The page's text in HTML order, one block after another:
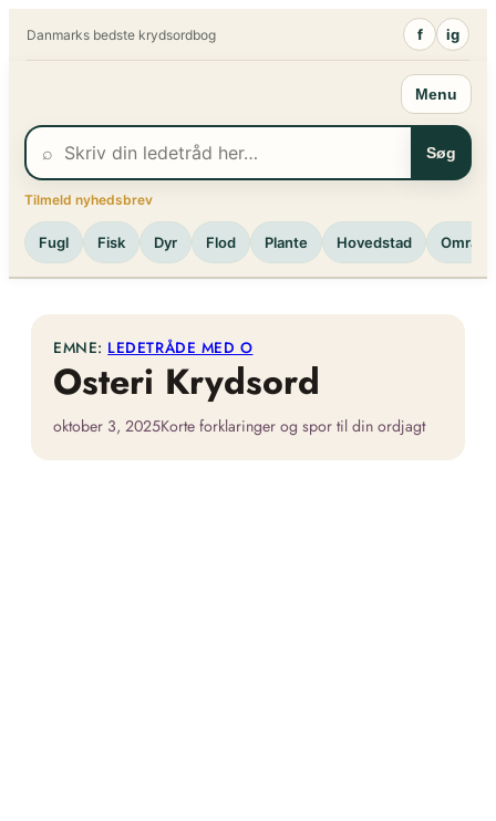
Danmarks bedste krydsordbog f ig
Menu
⌕ Søg
Tilmeld nyhedsbrev
Fugl Fisk Dyr Flod Plante Hovedstad Område
EMNE: LEDETRÅDE MED O
Osteri Krydsord
oktober 3, 2025Korte forklaringer og spor til din ordjagt